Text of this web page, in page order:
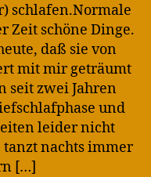
schlafen.Normale
Zeit schöne Dinge.
daß sie von
mit mir geträumt
seit zwei Jahren
und
leider nicht
nachts immer
[…]